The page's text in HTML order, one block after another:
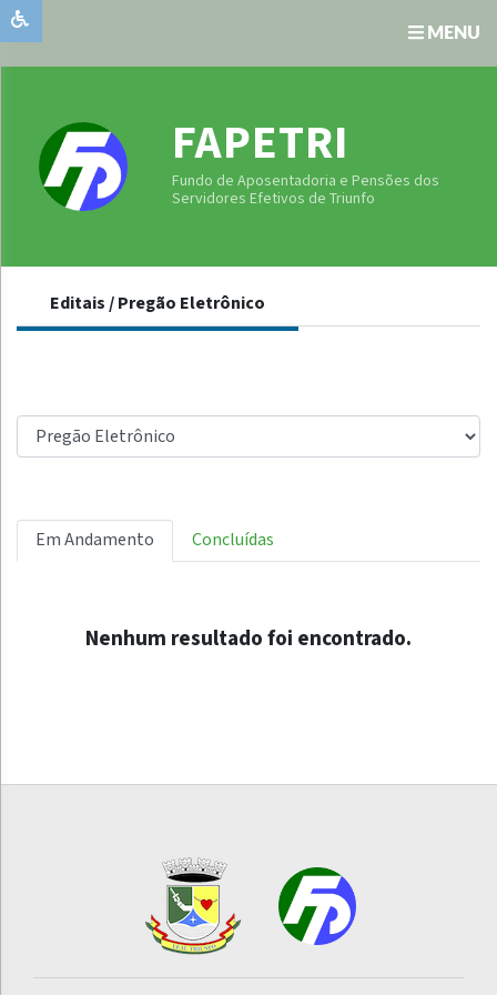
MENU
Institucional
Gestora
Publicações
Oficiais
Serviços
FAPETRI
Fundo de Aposentadoria e Pensões dos
Servidores Efetivos de Triunfo
Editais / Pregão Eletrônico
Em Andamento Concluídas
Nenhum resultado foi encontrado.